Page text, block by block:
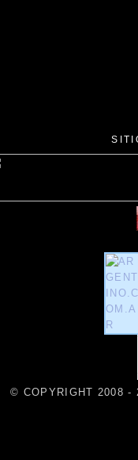
© COPYRIGHT 2008